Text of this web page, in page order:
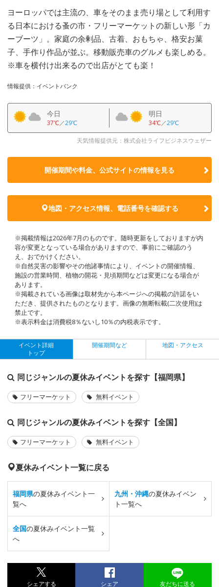
ヨーロッパでは主流の、車をそのまま売り場として利用す
る日本における蚤の市・フリーマーケットの新しい形「カ
ーブーツ」。家庭の余剰品、古着、おもちゃ、格安お菓
子、手作り作品が並ぶ。移動販売車のグルメも楽しめる。
※車を横付け出来るので出店がとても楽！
情報提供：イベントバンク
今日
37℃／29℃
明日
34℃／29℃
天気情報提供元：株式会社ライフビジネスウェザー
開催期間や料金、公式サイトの情報を見る
地図・アクセス情報、電話番号を確認する
※掲載情報は2026年7月のものです。随時更新をしておりますが内
容が変更となっている場合がありますので、事前にご確認のう
え、おでかけください。
※自然災害の影響やその他諸事情により、イベントの開催情報、
施設の営業時間、植物の開花・見頃期間などは変更になる場合が
あります。
※掲載されている画像は取材先から本ページへの掲載の許諾をい
ただき、提供されたものとなります。画像の無断転載(二次使用)は
禁止です。
※表示料金は消費税8％ないし10％の内税表示です。
イベント詳細
トップ
開催期間など 地図・アクセス
同じジャンルの夏休みイベントを探す【福岡県】
フリーマーケット 無料イベント
同じジャンルの夏休みイベントを探す【全国】
フリーマーケット 無料イベント
夏休みイベント一覧に戻る
福岡県の夏休みイベント一
覧へ
九州・沖縄の夏休みイベン
ト一覧へ
全国の夏休みイベント一覧
へ
シェアする シェア 友だちに送る